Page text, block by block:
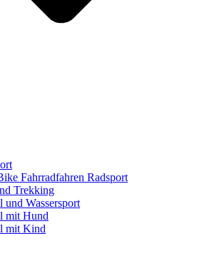
Fahrradfahren Radsport
Trekking
und Wassersport
mit Hund
mit Kind